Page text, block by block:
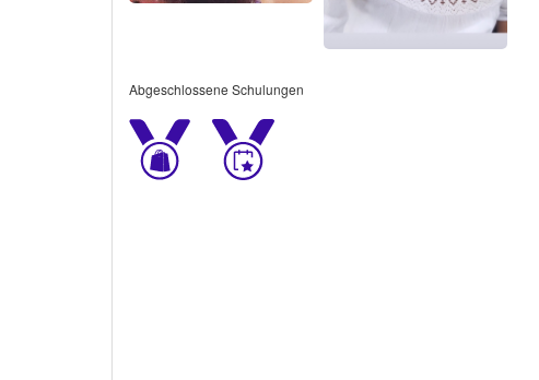
Abgeschlossene Schulungen